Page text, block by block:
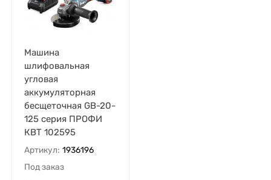
Машина
шлифовальная
угловая
аккумуляторная
бесщеточная GB-20-
125 серия ПРОФИ
КВТ 102595
Артикул: 1936196
Под заказ